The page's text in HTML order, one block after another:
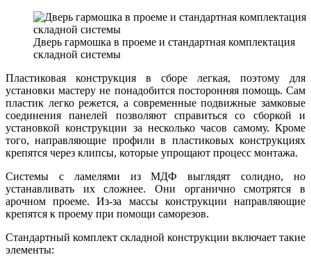
Дверь гармошка в проеме и стандартная комплектация
складной системы
Пластиковая конструкция в сборе легкая, поэтому для
установки мастеру не понадобится посторонняя помощь. Сам
пластик легко режется, а современные подвижные замковые
соединения панелей позволяют справиться со сборкой и
установкой конструкции за несколько часов самому. Кроме
того, направляющие профили в пластиковых конструкциях
крепятся через клипсы, которые упрощают процесс монтажа.
Системы с ламелями из МДФ выглядят солидно, но
устанавливать их сложнее. Они органично смотрятся в
арочном проеме. Из-за массы конструкции направляющие
крепятся к проему при помощи саморезов.
Стандартный комплект складной конструкции включает такие
элементы: